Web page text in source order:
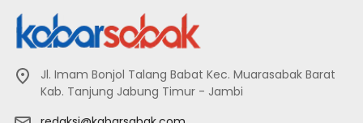
Jl. Imam Bonjol Talang Babat Kec. Muarasabak Barat
Kab. Tanjung Jabung Timur - Jambi